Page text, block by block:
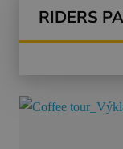
RIDERS